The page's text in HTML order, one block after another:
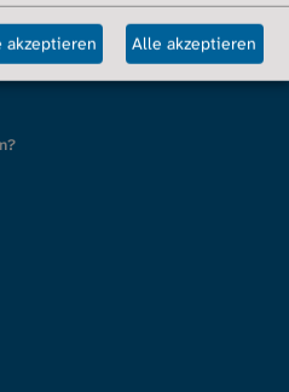
akzeptieren Alle akzeptieren